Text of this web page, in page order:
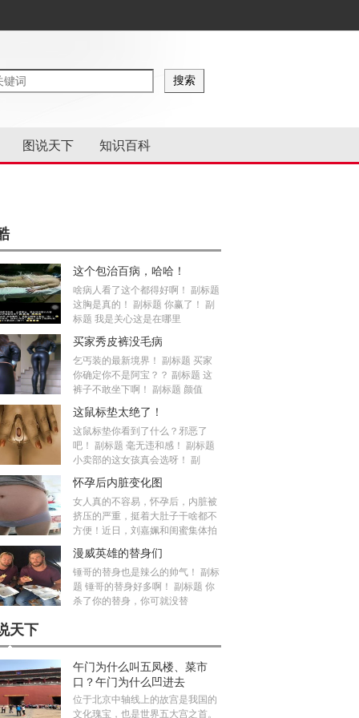
图说天下 知识百科
这个包治百病，哈哈！
啥病人看了这个都得好啊！ 副标题
这胸是真的！ 副标题 你赢了！ 副
标题 我是关心这是在哪里
买家秀皮裤没毛病
乞丐装的最新境界！ 副标题 买家
你确定你不是阿宝？？ 副标题 这
裤子不敢坐下啊！ 副标题 颜值
这鼠标垫太绝了！
这鼠标垫你看到了什么？邪恶了
吧！ 副标题 毫无违和感！ 副标题
小卖部的这女孩真会选呀！ 副
怀孕后内脏变化图
女人真的不容易，怀孕后，内脏被
挤压的严重，挺着大肚子干啥都不
方便！近日，刘嘉姵和闺蜜集体拍
漫威英雄的替身们
锤哥的替身也是辣么的帅气！ 副标
题 锤哥的替身好多啊！ 副标题 你
杀了你的替身，你可就没替
天下
午门为什么叫五凤楼、菜市
口？午门为什么凹进去
位于北京中轴线上的故宫是我国的
文化瑰宝，也是世界五大宫之首。